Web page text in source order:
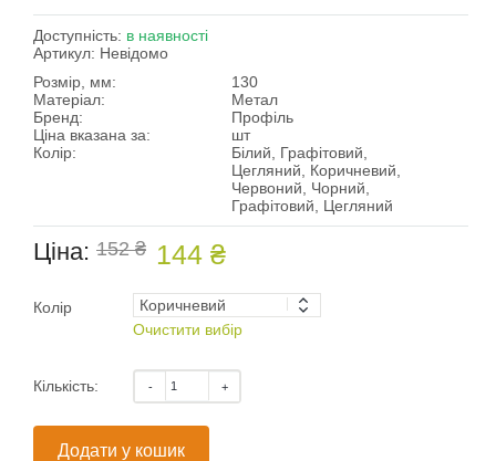
Доступність: в наявності
Артикул: Невідомо
Розмір, мм:
130
Матеріал:
Метал
Бренд:
Профіль
Ціна вказана за:
шт
Колір:
Білий, Графітовий,
Цегляний, Коричневий,
Червоний, Чорний,
Графітовий, Цегляний
Ціна: 152 ₴ 144 ₴
Колір
Очистити вибір
Кількість:
Додати у кошик